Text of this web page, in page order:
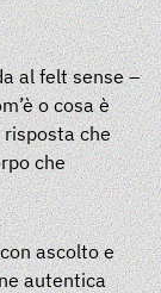
al felt sense –
o cosa è
che
che
ascolto e
autentica